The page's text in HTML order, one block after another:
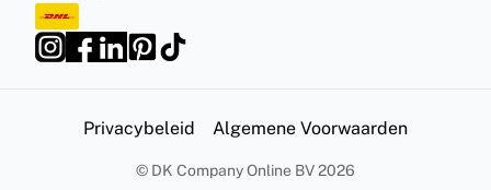
Privacybeleid Algemene Voorwaarden
© DK Company Online BV2026